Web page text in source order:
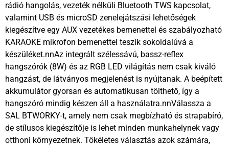
rádió hangolás, vezeték nélküli Bluetooth TWS kapcsolat,
valamint USB és microSD zenelejátszási lehetőségek
kiegészítve egy AUX vezetékes bemenettel és szabályozható
KARAOKE mikrofon bemenettel teszik sokoldalúvá a
készüléket.nnAz integrált szélessávú, bassz-reflex
hangszórók (8W) és az RGB LED világítás nem csak kiváló
hangzást, de látványos megjelenést is nyújtanak. A beépített
akkumulátor gyorsan és automatikusan tölthető, így a
hangszóró mindig készen áll a használatra.nnVálassza a
SAL BTWORKY-t, amely nem csak megbízható és strapabíró,
de stílusos kiegészítője is lehet minden munkahelynek vagy
otthoni környezetnek. Tökéletes választás azok számára,